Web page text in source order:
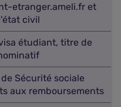
etranger.ameli.fr et
civil
étudiant, titre de
Sécurité sociale
aux remboursements